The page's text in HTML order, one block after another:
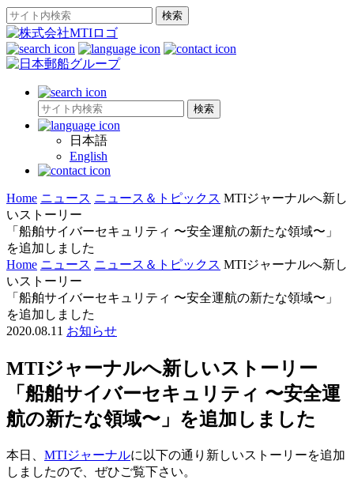
日本語
English
Home ニュース ニュース＆トピックス MTIジャーナルへ新し
いストーリー
「船舶サイバーセキュリティ 〜安全運航の新たな領域〜」
を追加しました
Home ニュース ニュース＆トピックス MTIジャーナルへ新し
いストーリー
「船舶サイバーセキュリティ 〜安全運航の新たな領域〜」
を追加しました
2020.08.11 お知らせ
MTIジャーナルへ新しいストーリー
「船舶サイバーセキュリティ 〜安全運
航の新たな領域〜」を追加しました
本日、 MTIジャーナルに以下の通り新しいストーリーを追加
しましたので、ぜひご覧下さい。